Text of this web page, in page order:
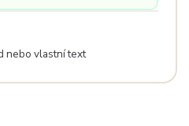
nebo vlastní text